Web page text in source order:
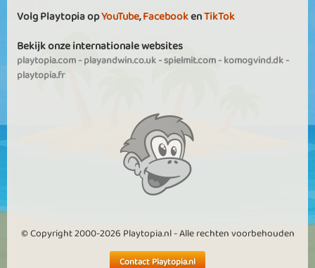
Volg Playtopia opYouTube,FacebookenTikTok
Bekijk onze internationale websites
playtopia.com-playandwin.co.uk-spielmit.com-komogvind.dk-
playtopia.fr
© Copyright 2000-2026 Playtopia.nl - Alle rechten voorbehouden
Contact Playtopia.nl